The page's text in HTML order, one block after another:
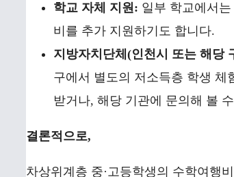
학교 자체 지원: 일부 학교에서
비를 추가 지원하기도 합니다.
지방자치단체(인천시 또는 해당
구에서 별도의 저소득층 학생 체
받거나, 해당 기관에 문의해 볼
결론적으로,
차상위계층 중·고등학생의 수학여행